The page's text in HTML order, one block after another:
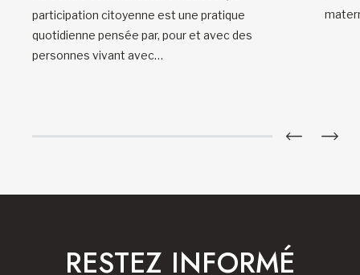
participation citoyenne est une pratique
quotidienne pensée par, pour et avec des
personnes vivant avec…
RESTEZ INFORMÉ